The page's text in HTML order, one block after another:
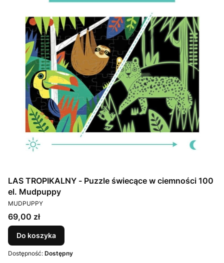
LAS TROPIKALNY - Puzzle świecące w ciemności 100
el. Mudpuppy
PRODUCENT
MUDPUPPY
Cena
69,00 zł
Do koszyka
Dostępność: Dostępny